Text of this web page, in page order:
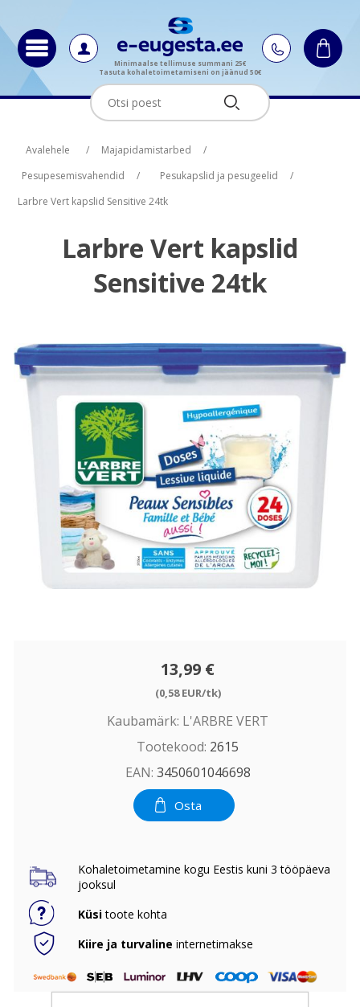
Minimaalse tellimuse summani 25€
Tasuta kohaletoimetamiseni on jäänud 50€
Avalehele / Majapidamistarbed
/
Pesupesemisvahendid
/ Pesukapslid ja pesugeelid
/
Larbre Vert kapslid Sensitive 24tk
Larbre Vert kapslid
Sensitive 24tk
13,99 €
(0,58 EUR/tk)
Kaubamärk: L'ARBRE VERT
Tootekood: 2615
EAN: 3450601046698
Osta
Kohaletoimetamine kogu Eestis kuni 3 tööpäeva
jooksul
Küsitoote kohta
Kiire ja turvaline internetimakse